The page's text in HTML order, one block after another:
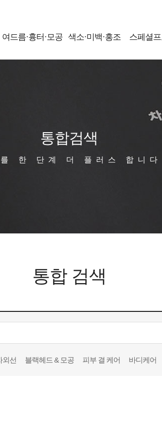
여드름·흉터·모공 색소·미백·홍조 스페셜
통합검색
를 한 단계 더 플러스 합니다
통합 검색
외선 블랙헤드 & 모공 피부 결 케어 바디케어